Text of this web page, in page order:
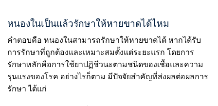
หนองในเป็นแล้วรักษาให้หายขาดได้ไหม
คำตอบคือ หนองในสามารถรักษาให้หายขาดได้ หากได้รับ
การรักษาที่ถูกต้องและเหมาะสมตั้งแต่ระยะแรก โดยการ
รักษาหลักคือการใช้ยาปฏิชีวนะตามชนิดของเชื้อและความ
รุนแรงของโรค อย่างไรก็ตาม มีปัจจัยสำคัญที่ส่งผลต่อผลการ
รักษา ได้แก่